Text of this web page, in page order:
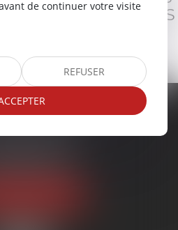
AVOIR DANS
DES FICHES
CALONNE
de continuer votre visite
REFUSER